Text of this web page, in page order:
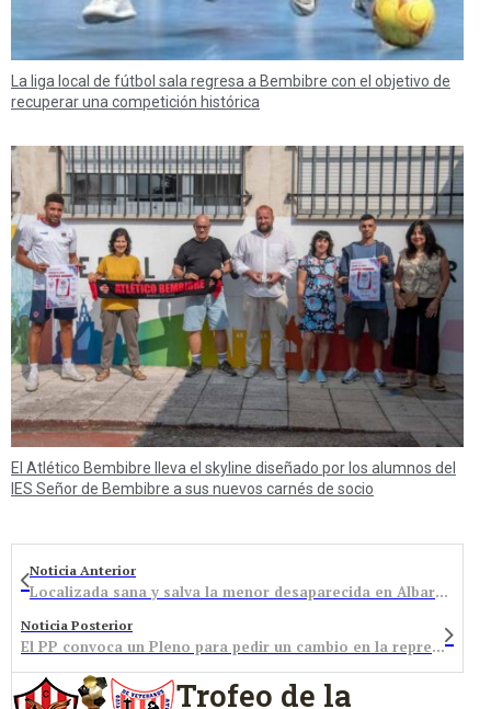
La liga local de fútbol sala regresa a Bembibre con el objetivo de
recuperar una competición histórica
El Atlético Bembibre lleva el skyline diseñado por los alumnos del
IES Señor de Bembibre a sus nuevos carnés de socio
Noticia Anterior
Localizada sana y salva la menor desaparecida en Albares de la Ribera
Noticia Posterior
El PP convoca un Pleno para pedir un cambio en la representación y asignación económica de la mancomunidad Bárcena Boeza
Trofeo de la